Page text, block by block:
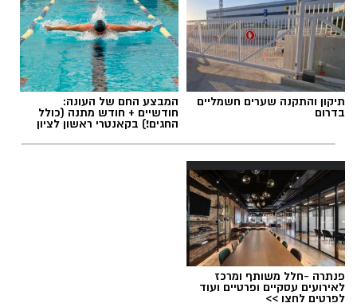
תיקון והתקנה שערים חשמליים
בדרום
המבצע החם של העונה:
חודשיים + חודש מתנה (כולל
החגים!) בקאנטרי ראשון לציון
פנתרה -חלל משותף ומרכז
לאירועים עסקיים ופרטיים ועוד
לפרטים לחצו >>